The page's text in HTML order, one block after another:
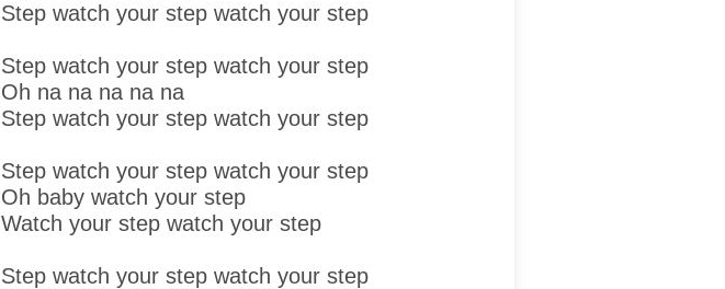
Step watch your step watch your step
Step watch your step watch your step
Oh na na na na na
Step watch your step watch your step
Step watch your step watch your step
Oh baby watch your step
Watch your step watch your step
Step watch your step watch your step